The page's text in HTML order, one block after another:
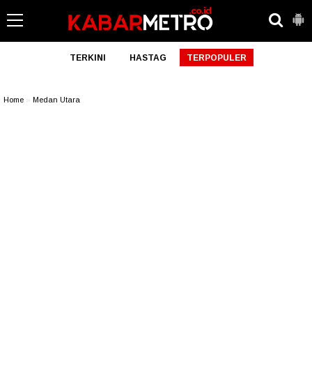
TERKINI HASTAG TERPOPULER
Home Medan Utara